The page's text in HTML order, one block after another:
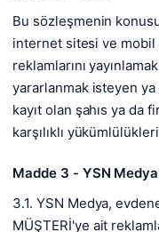
Bu sözleşmenin
internet sitesi ve mobil
reklamlarını
yararlanmak isteyen
kayıt olan şahıs ya da
karşılıklı
Madde 3 - YSN
3.1. YSN Medya,
MÜŞTERİ'ye ait